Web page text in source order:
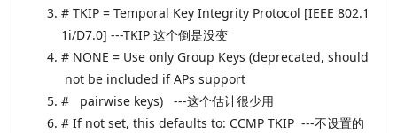
# TKIP = Temporal Key Integrity Protocol [IEEE 802.1
1i/D7.0] ---TKIP 这个倒是没变
# NONE = Use only Group Keys (deprecated, should
not be included if APs support
# pairwise keys) ---这个估计很少用
# If not set, this defaults to: CCMP TKIP ---不设置的